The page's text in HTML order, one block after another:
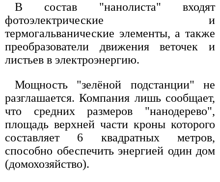
В состав "нанолиста" входят
фотоэлектрические и
термогальванические элементы, а также
преобразователи движения веточек и
листьев в электроэнергию.
Мощность "зелёной подстанции" не
разглашается. Компания лишь сообщает,
что средних размеров "нанодерево",
площадь верхней части кроны которого
составляет 6 квадратных метров,
способно обеспечить энергией один дом
(домохозяйство).